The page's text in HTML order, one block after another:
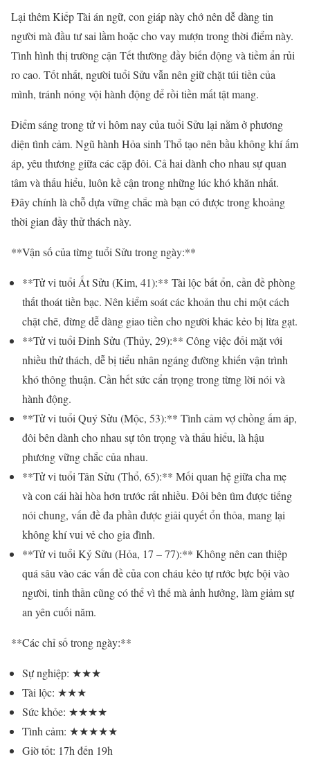
Lại thêm Kiếp Tài án ngữ, con giáp này chớ nên dễ dàng tin
người mà đầu tư sai lầm hoặc cho vay mượn trong thời điểm này.
Tình hình thị trường cận Tết thường đầy biến động và tiềm ẩn rủi
ro cao. Tốt nhất, người tuổi Sửu vẫn nên giữ chặt túi tiền của
mình, tránh nóng vội hành động để rồi tiền mất tật mang.
Điểm sáng trong tử vi hôm nay của tuổi Sửu lại nằm ở phương
diện tình cảm. Ngũ hành Hỏa sinh Thổ tạo nên bầu không khí ấm
áp, yêu thương giữa các cặp đôi. Cả hai dành cho nhau sự quan
tâm và thấu hiểu, luôn kề cận trong những lúc khó khăn nhất.
Đây chính là chỗ dựa vững chắc mà bạn có được trong khoảng
thời gian đầy thử thách này.
**Vận số của từng tuổi Sửu trong ngày:**
**Tử vi tuổi Ất Sửu (Kim, 41):** Tài lộc bất ổn, cần đề phòng
thất thoát tiền bạc. Nên kiểm soát các khoản thu chi một cách
chặt chẽ, đừng dễ dàng giao tiền cho người khác kẻo bị lừa gạt.
**Tử vi tuổi Đinh Sửu (Thủy, 29):** Công việc đối mặt với
nhiều thử thách, dễ bị tiểu nhân ngáng đường khiến vận trình
khó thông thuận. Cần hết sức cẩn trọng trong từng lời nói và
hành động.
**Tử vi tuổi Quý Sửu (Mộc, 53):** Tình cảm vợ chồng ấm áp,
đôi bên dành cho nhau sự tôn trọng và thấu hiểu, là hậu
phương vững chắc của nhau.
**Tử vi tuổi Tân Sửu (Thổ, 65):** Mối quan hệ giữa cha mẹ
và con cái hài hòa hơn trước rất nhiều. Đôi bên tìm được tiếng
nói chung, vấn đề đa phần được giải quyết ổn thỏa, mang lại
không khí vui vẻ cho gia đình.
**Tử vi tuổi Kỷ Sửu (Hỏa, 17 – 77):** Không nên can thiệp
quá sâu vào các vấn đề của con cháu kẻo tự rước bực bội vào
người, tinh thần cũng có thể vì thế mà ảnh hưởng, làm giảm sự
an yên cuối năm.
**Các chỉ số trong ngày:**
Sự nghiệp: ★★★
Tài lộc: ★★★
Sức khỏe: ★★★★
Tình cảm: ★★★★★
Giờ tốt: 17h đến 19h